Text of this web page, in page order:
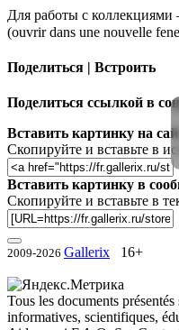
Для работы с коллекциями
(ouvrir dans une nouvelle
Поделиться | Встроить
Поделиться ссылкой в
Вставить картинку на
Скопируйте и вставьте в
Вставить картинку в
Скопируйте и вставьте в
2009-2026 Gallerix 16+
Tous les documents
informatives, scientifiques,